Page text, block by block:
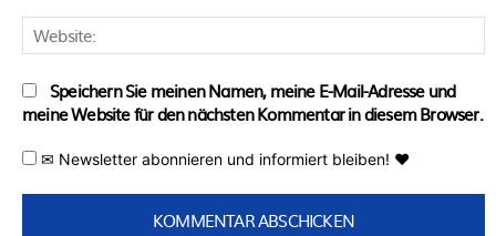
Speichern Sie meinen Namen, meine E-Mail-Adresse und
meine Website für den nächsten Kommentar in diesem Browser.
✉ Newsletter abonnieren und informiert bleiben! ♥